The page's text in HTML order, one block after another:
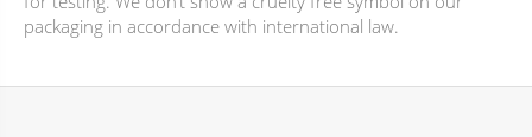
packaging in accordance with international law.